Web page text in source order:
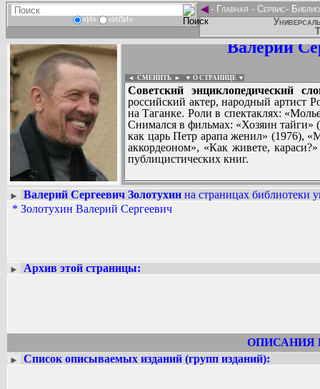
«И» «ИЛИ»
◄- Главная - Сервис-
Валерий
◄ СМЕНИТЬ ► ▼ О СТРАНИЦЕ ▼
Советский энциклопедический
российский актер, народный артист
на Таганке. Роли в спектаклях:
Снимался в фильмах: «Хозяин тайги»
как царь Петр арапа женил» (1976),
аккордеоном», «Как живете,
публицистических книг.
Вадим Ершов...
► Валерий Сергеевич Золотухин на страницах библиотеки
* Золотухин Валерий Сергеевич
► Архив этой страницы:
ОПИСАНИЯ
► Список описываемых изданий (групп изданий):